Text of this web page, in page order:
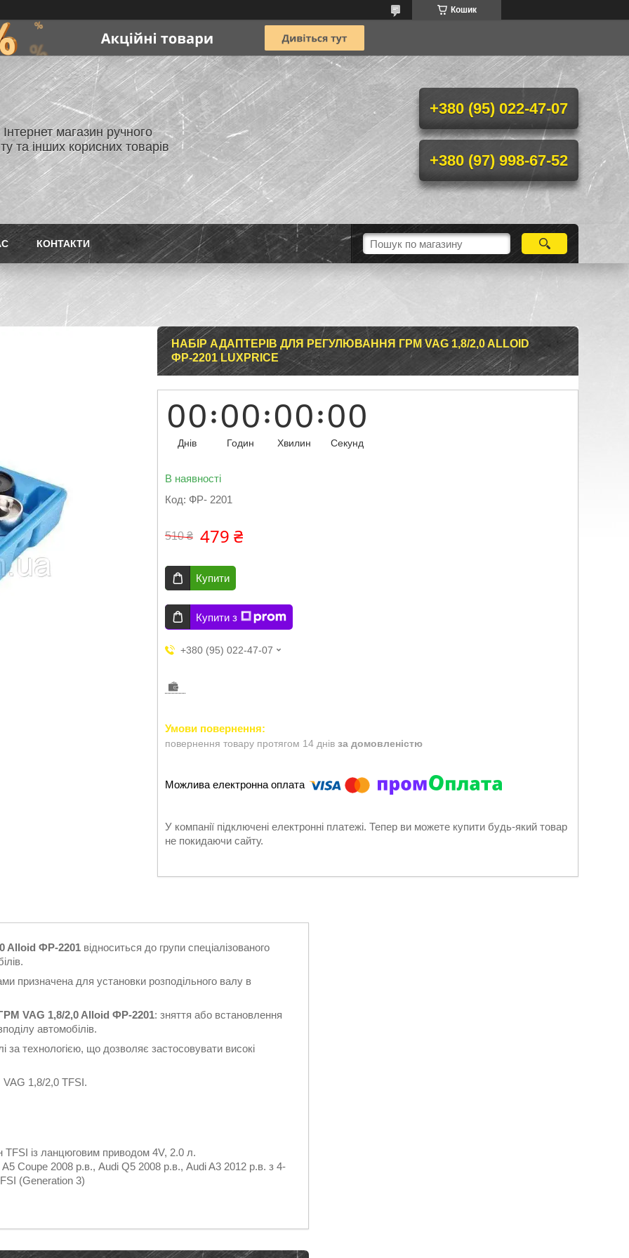
Кошик
магазин ручного
та інших корисних товарів
+380 (95) 022-47-07
+380 (97) 998-67-52
КОНТАКТИ
НАБІР АДАПТЕРІВ ДЛЯ РЕГУЛЮВАННЯ ГРМ VAG 1,8/2,0 ALLOID
ФР-2201 LUXPRICE
00
Днів
00
Годин
00
Хвилин
00
Секунд
В наявності
Код: ФР- 2201
510 ₴ 479 ₴
Купити
Купити з
+380 (95) 022-47-07
повернення товару протягом 14 днів за домовленістю
У компанії підключені електронні платежі. Тепер ви можете купити будь-який товар
не покидаючи сайту.
Alloid ФР-2201 відноситься до групи спеціалізованого
призначена для установки розподільного валу в
VAG 1,8/2,0 Alloid ФР-2201: зняття або встановлення
автомобілів.
за технологією, що дозволяє застосовувати високі
1,8/2,0 TFSI.
із ланцюговим приводом 4V, 2.0 л.
Coupe 2008 р.в., Audi Q5 2008 р.в., Audi A3 2012 р.в. з 4-
(Generation 3)